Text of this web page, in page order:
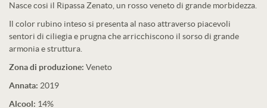
Nasce cosi il Ripassa Zenato, un rosso veneto di grande morbidezza.
Il color rubino inteso si presenta al naso attraverso piacevoli
sentori di ciliegia e prugna che arricchiscono il sorso di grande
armonia e struttura.
Zona di produzione: Veneto
Annata: 2019
Alcool: 14%